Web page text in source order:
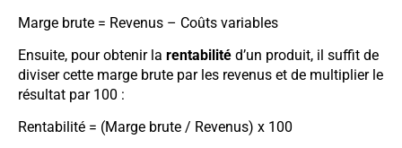
Marge brute = Revenus – Coûts variables
Ensuite, pour obtenir la rentabilité d’un produit, il suffit de
diviser cette marge brute par les revenus et de multiplier le
résultat par 100 :
Rentabilité = (Marge brute / Revenus) x 100